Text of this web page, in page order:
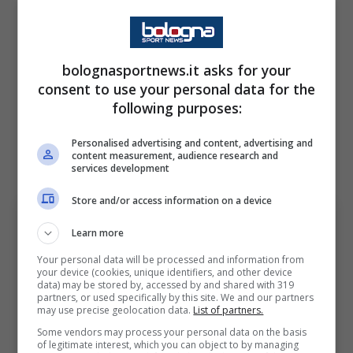
più abbordabili per il Bologna e di pazientare
La fantamedia non è ancora altissima ma già
tra ottobre e novembre, Bernardeschi
potrebbe aumentare il livello delle sue
prestazioni rispetto alle prime uscite.
bolognasportnews.it asks for your
consent to use your personal data for the
following purposes:
Personalised advertising and content, advertising and
content measurement, audience research and
services development
Store and/or access information on a device
Learn more
Your personal data will be processed and information from
your device (cookies, unique identifiers, and other device
data) may be stored by, accessed by and shared with 319
partners, or used specifically by this site. We and our partners
may use precise geolocation data. List of partners.
Some vendors may process your personal data on the basis
of legitimate interest, which you can object to by managing